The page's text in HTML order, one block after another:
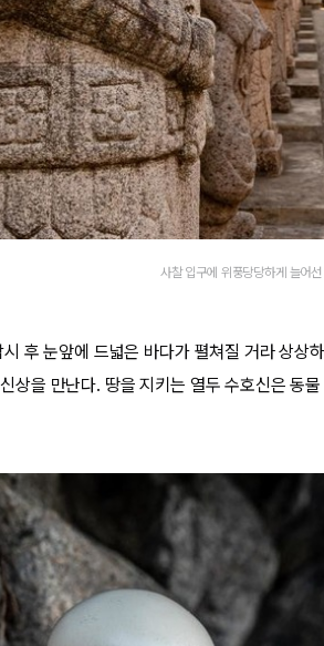
사찰 입구에 위풍당당하게 늘어
후 눈앞에 드넓은 바다가 펼쳐질 거라 상상
상을 만난다. 땅을 지키는 열두 수호신은 동